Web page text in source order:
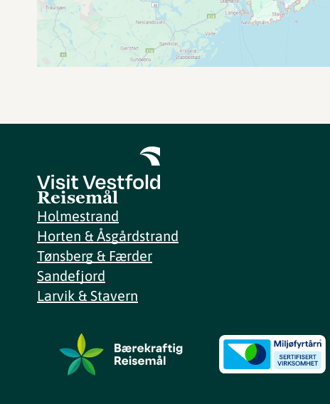
Reisemål
Holmestrand
Horten & Åsgårdstrand
Tønsberg & Færder
Sandefjord
Larvik & Stavern